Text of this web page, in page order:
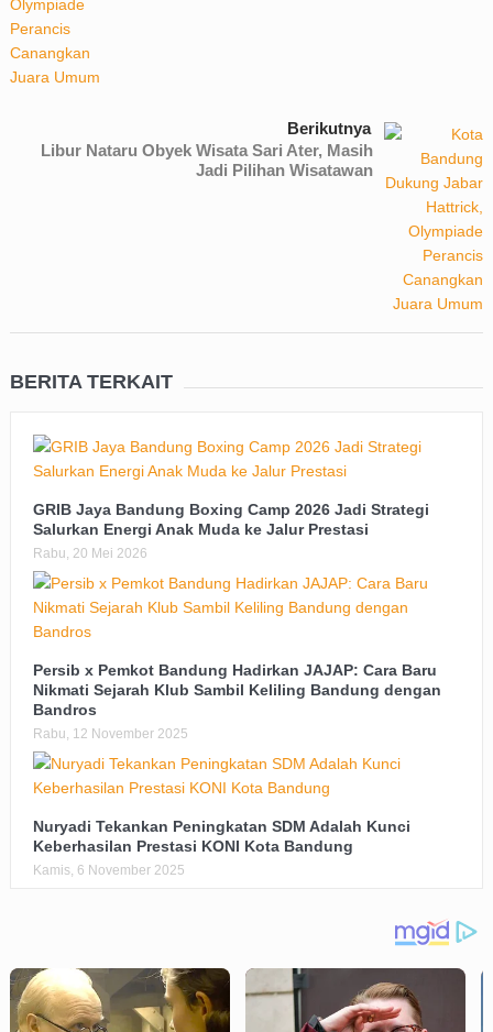
Berikutnya
Libur Nataru Obyek Wisata Sari Ater, Masih
Jadi Pilihan Wisatawan
BERITA TERKAIT
GRIB Jaya Bandung Boxing Camp 2026 Jadi Strategi
Salurkan Energi Anak Muda ke Jalur Prestasi
Rabu, 20 Mei 2026
Persib x Pemkot Bandung Hadirkan JAJAP: Cara Baru
Nikmati Sejarah Klub Sambil Keliling Bandung dengan
Bandros
Rabu, 12 November 2025
Nuryadi Tekankan Peningkatan SDM Adalah Kunci
Keberhasilan Prestasi KONI Kota Bandung
Kamis, 6 November 2025